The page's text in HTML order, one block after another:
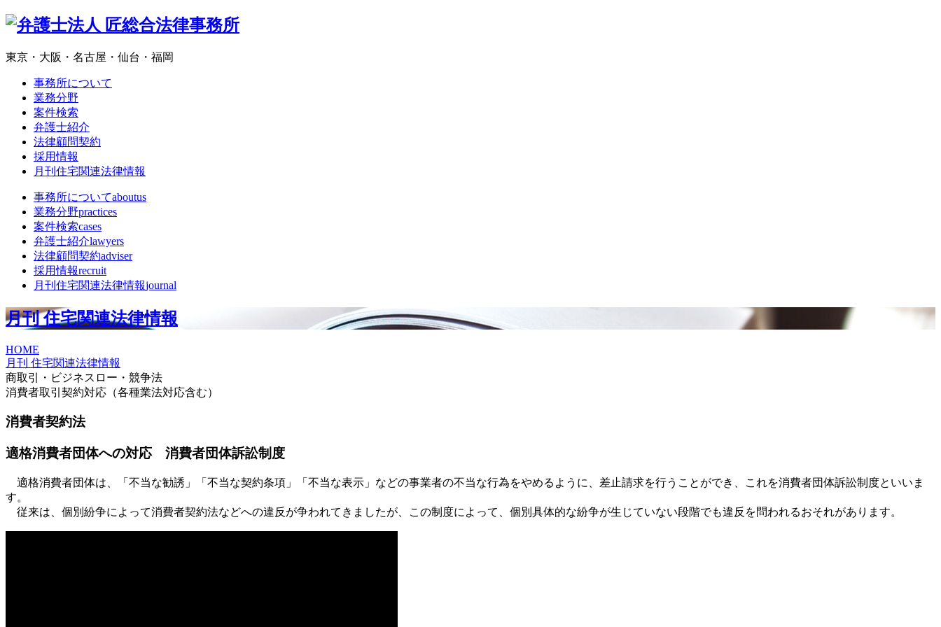
東京・大阪・名古屋・仙台・福岡
事務所について
業務分野
案件検索
弁護士紹介
法律顧問契約
採用情報
月刊住宅関連法律情報
事務所についてaboutus
業務分野practices
案件検索cases
弁護士紹介lawyers
法律顧問契約adviser
採用情報recruit
月刊住宅関連法律情報journal
月刊 住宅関連法律情報
HOME
月刊 住宅関連法律情報
商取引・ビジネスロー・競争法
消費者取引契約対応（各種業法対応含む）
消費者契約法
適格消費者団体への対応 消費者団体訴訟制度
適格消費者団体は、「不当な勧誘」「不当な契約条項」「不当な表示」などの事業者の不当な行為をやめるように、差止請求を行うことができ、これを消費者団体訴訟制度といいま
す。
従来は、個別紛争によって消費者契約法などへの違反が争われてきましたが、この制度によって、個別具体的な紛争が生じていない段階でも違反を問われるおそれがあります。